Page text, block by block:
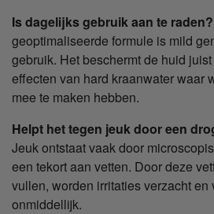
Is dagelijks gebruik aan te raden?
geoptimaliseerde formule is mild
gebruik. Het beschermt de huid
effecten van hard kraanwater waar
mee te maken hebben.
Helpt het tegen jeuk door een
Jeuk ontstaat vaak door
een tekort aan vetten. Door deze
vullen, worden irritaties verzacht en
onmiddellijk.